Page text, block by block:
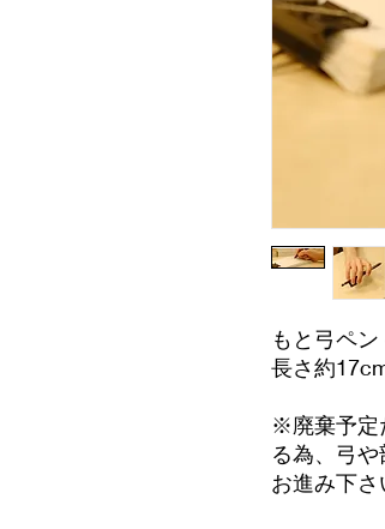
もと弓ペ
長さ約
※廃棄予定
る為、弓
お進み下さ